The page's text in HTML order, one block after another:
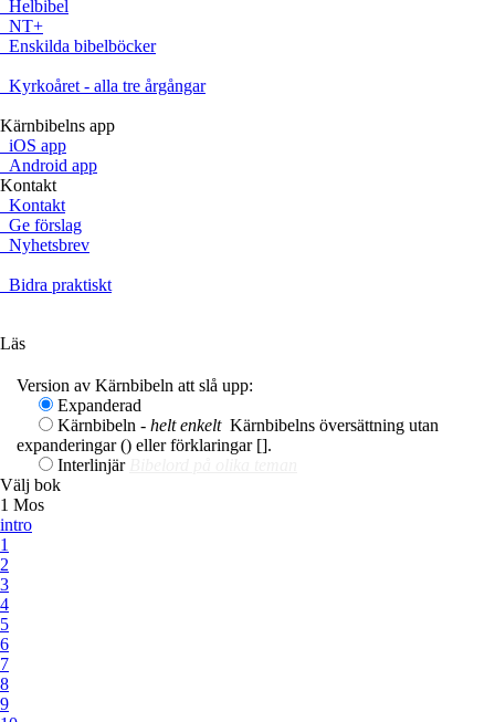
Helbibel
NT+
Enskilda bibelböcker
Kyrkoåret - alla tre årgångar
Kärnbibelns app
iOS app
Android app
Kontakt
Kontakt
Ge förslag
Nyhetsbrev
Bidra praktiskt
Läs
Version av Kärnbibeln att slå upp:
Expanderad
Kärnbibeln - helt enkelt Kärnbibelns översättning utan
expanderingar () eller förklaringar [].
Interlinjär
Välj bok
1 Mos
intro
1
2
3
4
5
6
7
8
9